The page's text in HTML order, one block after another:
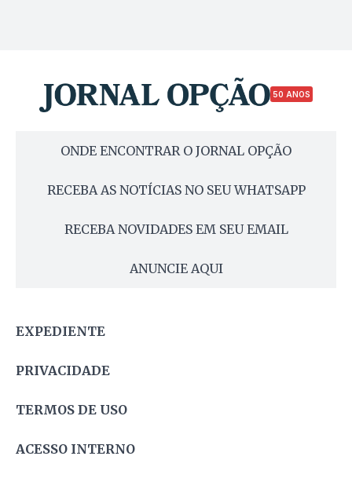
50 ANOS
ONDE ENCONTRAR O JORNAL OPÇÃO
RECEBA AS NOTÍCIAS NO SEU WHATSAPP
RECEBA NOVIDADES EM SEU EMAIL
ANUNCIE AQUI
EXPEDIENTE
PRIVACIDADE
TERMOS DE USO
ACESSO INTERNO